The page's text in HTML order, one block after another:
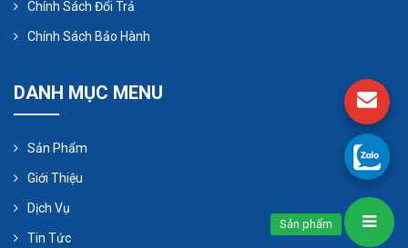
Khi xem xét loại đầu bơm cần có, hãy xem xét liệu
các tính năng đặc biệt có cần thiết cho ứng dụng
của bạn hay không. Ví dụ, một số kiểu máy được
cung cấp với đầu hai màng ngăn với khả năng
phát hiện rò rỉ và cảnh báo cho các ứng dụng mà
bất kỳ lỗi màng chắn nào phải được phát hiện
Chính Sách Đổi Trả
Chính Sách Bảo Hành
DANH MỤC MENU
Sản Phẩm
Giới Thiệu
Dịch Vụ
Tin Tức
Sản phẩm